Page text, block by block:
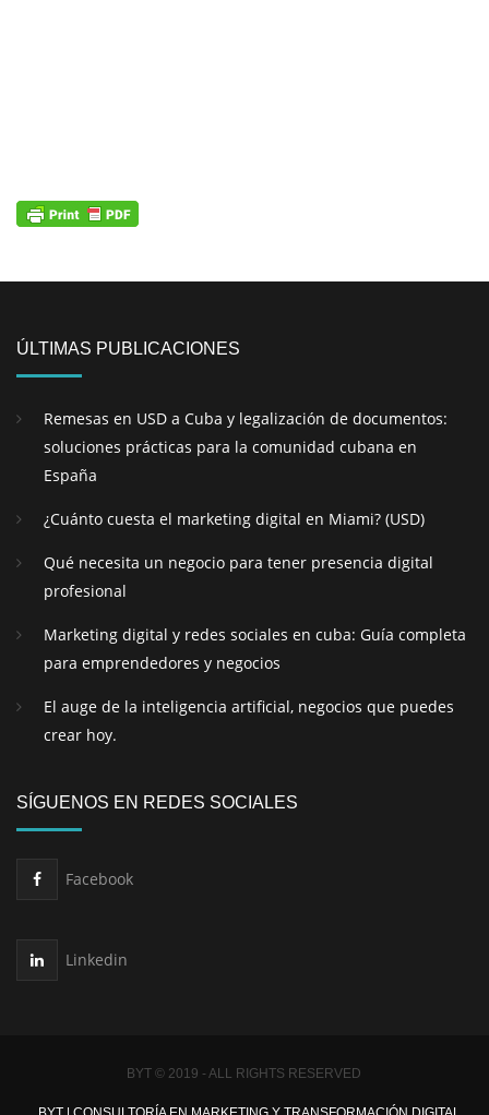
ÚLTIMAS PUBLICACIONES
Remesas en USD a Cuba y legalización de documentos:
soluciones prácticas para la comunidad cubana en
España
¿Cuánto cuesta el marketing digital en Miami? (USD)
Qué necesita un negocio para tener presencia digital
profesional
Marketing digital y redes sociales en cuba: Guía completa
para emprendedores y negocios
El auge de la inteligencia artificial, negocios que puedes
crear hoy.
SÍGUENOS EN REDES SOCIALES
Facebook
Linkedin
BYT © 2019 - ALL RIGHTS RESERVED